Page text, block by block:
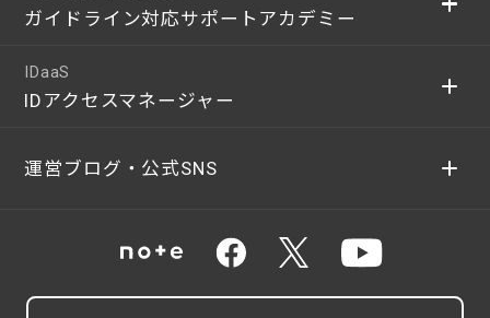
ガイドライン対応サポートアカデミー
IDaaS
IDアクセスマネージャー
運営ブログ・公式SNS